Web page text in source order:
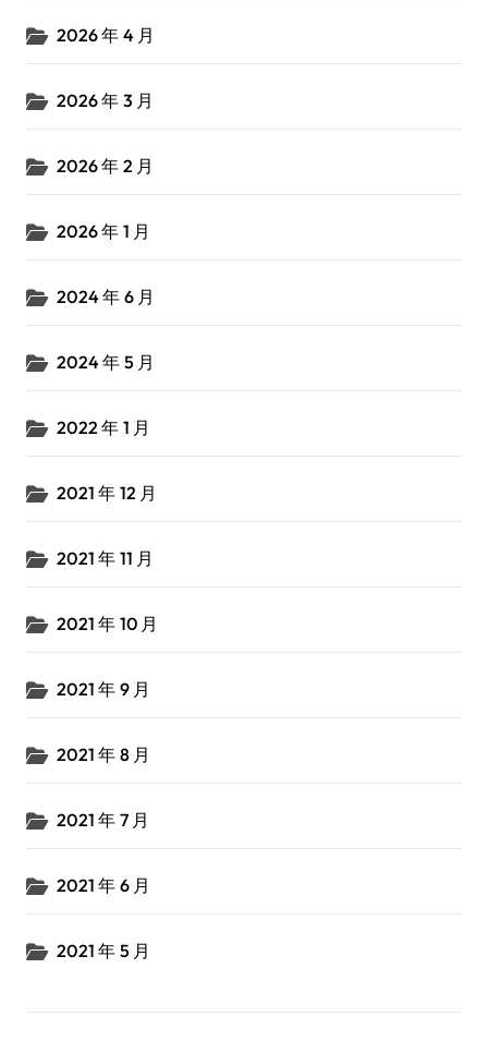
2026 年 4 月
2026 年 3 月
2026 年 2 月
2026 年 1 月
2024 年 6 月
2024 年 5 月
2022 年 1 月
2021 年 12 月
2021 年 11 月
2021 年 10 月
2021 年 9 月
2021 年 8 月
2021 年 7 月
2021 年 6 月
2021 年 5 月